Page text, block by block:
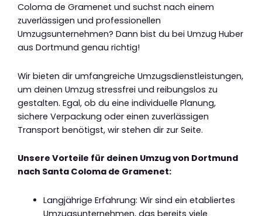
Coloma de Gramenet und suchst nach einem
zuverlässigen und professionellen
Umzugsunternehmen? Dann bist du bei Umzug Huber
aus Dortmund genau richtig!
Wir bieten dir umfangreiche Umzugsdienstleistungen,
um deinen Umzug stressfrei und reibungslos zu
gestalten. Egal, ob du eine individuelle Planung,
sichere Verpackung oder einen zuverlässigen
Transport benötigst, wir stehen dir zur Seite.
Unsere Vorteile für deinen Umzug von Dortmund
nach Santa Coloma de Gramenet:
Langjährige Erfahrung: Wir sind ein etabliertes
Umzugsunternehmen, das bereits viele